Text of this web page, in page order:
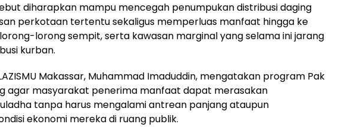
diharapkan mampu mencegah penumpukan distribusi daging
perkotaan tertentu sekaligus memperluas manfaat hingga ke
lorong sempit, serta kawasan marginal yang selama ini jarang
kurban.
Makassar, Muhammad Imaduddin, mengatakan program Pak
agar masyarakat penerima manfaat dapat merasakan
tanpa harus mengalami antrean panjang ataupun
ekonomi mereka di ruang publik.